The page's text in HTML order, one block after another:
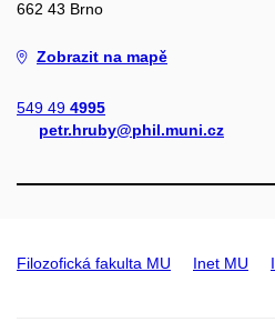
662 43 Brno
Zobrazit na mapě
549 49 4995
petr.hruby@phil.muni.cz
Filozofická fakulta MU Inet MU